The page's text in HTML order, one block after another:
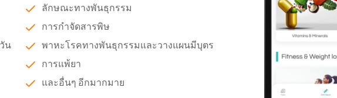
น
ลักษณะทางพันธุกรรม
การกำจัดสารพิษ
พาหะโรคทางพันธุกรรมและวางแผนมีบุตร
การแพ้ยา
และอื่นๆ อีกมากมาย